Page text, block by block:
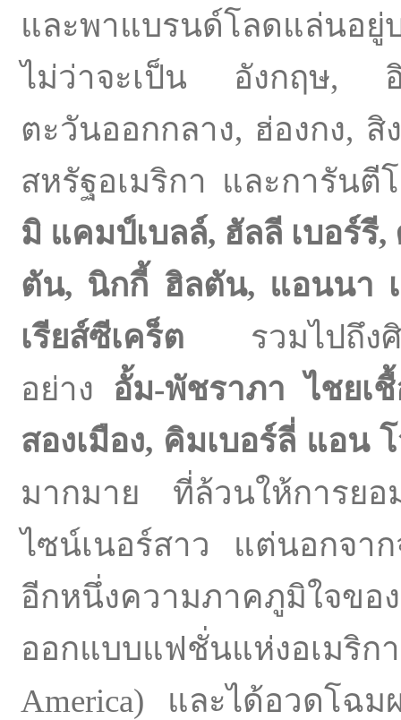
และพาแบรนด์โลดแล่นอ
ไม่ว่าจะเป็น อังกฤษ,
ตะวันออกกลาง, ฮ่องกง,
สหรัฐอเมริกา และการันตี
มิ แคมป์เบลล์, ฮัลลี เบอร์รี,
ตัน, นิกกี้ ฮิลตัน, แอนนา
เรียส์ซีเคร็ต รวมไปถึง
อย่าง อั้ม-พัชราภา ไชยเ
สองเมือง, คิมเบอร์ลี่ แอน
มากมาย ที่ล้วนให้การยอ
ไซน์เนอร์สาว แต่นอกจาก
อีกหนึ่งความภาคภูมิใจขอ
ออกแบบแฟชั่นแห่งอเมริก
America) และได้อวดโฉ